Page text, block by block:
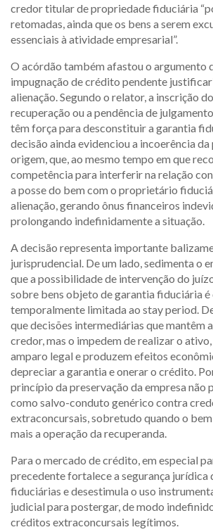
credor titular de propriedade fiduciária
retomadas, ainda que os bens a serem
essenciais à atividade empresarial”.
O acórdão também afastou o argumento
impugnação de crédito pendente
alienação. Segundo o relator, a inscrição
recuperação ou a pendência de
têm força para desconstituir a garantia
decisão ainda evidenciou a incoerência
origem, que, ao mesmo tempo em que
competência para interferir na relação
a posse do bem com o proprietário
alienação, gerando ônus financeiros
prolongando indefinidamente a situação.
A decisão representa importante
jurisprudencial. De um lado, sedimenta o
que a possibilidade de intervenção do
sobre bens objeto de garantia fiduciária é
temporalmente limitada ao stay period.
que decisões intermediárias que mantêm
credor, mas o impedem de realizar o
amparo legal e produzem efeitos
depreciar a garantia e onerar o crédito.
princípio da preservação da empresa não
como salvo-conduto genérico contra
extraconcursais, sobretudo quando o
mais a operação da recuperanda.
Para o mercado de crédito, em especial
precedente fortalece a segurança jurídica
fiduciárias e desestimula o uso
judicial para postergar, de modo
créditos extraconcursais legítimos.